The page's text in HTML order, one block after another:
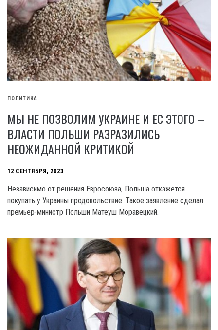
ПОЛИТИКА
МЫ НЕ ПОЗВОЛИМ УКРАИНЕ И ЕС ЭТОГО –
ВЛАСТИ ПОЛЬШИ РАЗРАЗИЛИСЬ
НЕОЖИДАННОЙ КРИТИКОЙ
12 СЕНТЯБРЯ, 2023
Независимо от решения Евросоюза, Польша откажется
покупать у Украины продовольствие. Такое заявление сделал
премьер-министр Польши Матеуш Моравецкий.